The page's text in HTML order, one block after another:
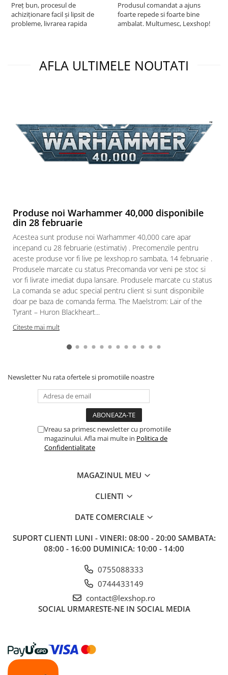
Preț bun, procesul de
achiziționare facil și lipsit de
probleme, livrarea rapida
Produsul comandat a ajuns
foarte repede si foarte bine
ambalat. Multumesc, Lexshop!
AFLA ULTIMELE NOUTATI
Produse noi Warhammer 40,000 disponibile
din 28 februarie
Acestea sunt produse noi Warhammer 40,000 care apar
incepand cu 28 februarie (estimativ) . Precomenzile pentru
aceste produse vor fi live pe lexshop.ro sambata, 14 februarie .
Produsele marcate cu status Precomanda vor veni pe stoc si
vor fi livrate imediat dupa lansare. Produsele marcate cu status
La comanda se aduc special pentru client si sunt disponibile
doar pe baza de comanda ferma. The Maelstrom: Lair of the
Tyrant – Huron Blackheart...
Citeste mai mult
Newsletter Nu rata ofertele si promotiile noastre
Vreau sa primesc newsletter cu promotiile
magazinului. Afla mai multe in Politica de
Confidentialitate
MAGAZINUL MEU
CLIENTI
DATE COMERCIALE
SUPORT CLIENTI LUNI - VINERI: 08:00 - 20:00 SAMBATA:
08:00 - 16:00 DUMINICA: 10:00 - 14:00
0755088333
0744433149
contact@lexshop.ro
SOCIAL URMARESTE-NE IN SOCIAL MEDIA